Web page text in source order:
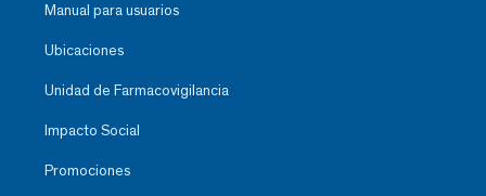
Manual para usuarios
Ubicaciones
Unidad de Farmacovigilancia
Impacto Social
Promociones